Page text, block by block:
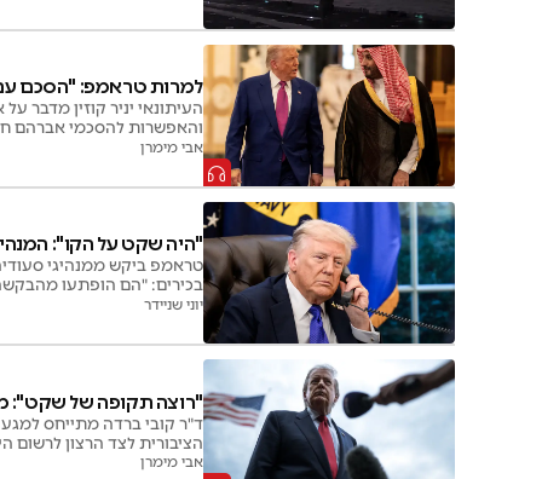
למרות טראמפ: "הסכם עם
העיתונאי יניר קוזין מדבר
והאפשרות להסכמי אברהם
אבי מימרן
"היה שקט על הקו":
טראמפ ביקש ממנהיגי
בכירים: "הם הופתעו
יוני שניידר
"רוצה תקופה של שקט":
ד"ר קובי ברדה מתייחס
הציבורית לצד הרצון לרשום
אבי מימרן